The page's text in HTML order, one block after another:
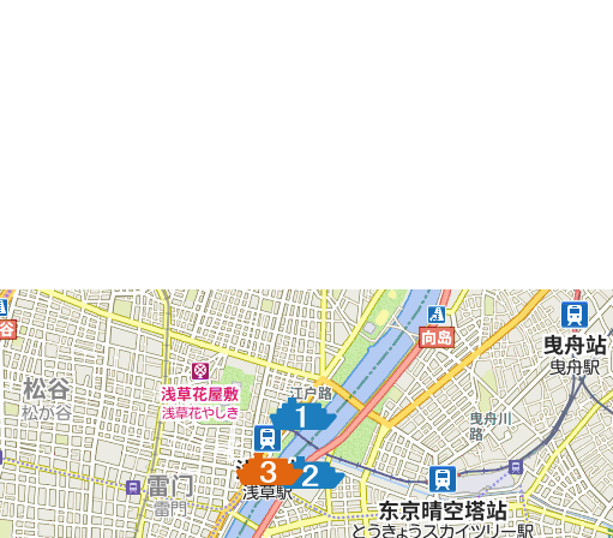
上信息使用的是2024年9月12日为止的数据。有可能并非是最新数据，还请注意。
游船码头一览表